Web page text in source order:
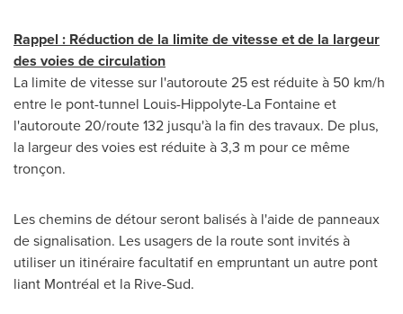
Rappel : Réduction de la limite de vitesse et de la largeur
des voies de circulation
La limite de vitesse sur l'autoroute 25 est réduite à 50 km/h
entre le pont-tunnel Louis-Hippolyte-La Fontaineet
l'autoroute 20/route 132 jusqu'à la fin des travaux. De plus,
la largeur des voies est réduite à 3,3 m pour ce même
tronçon.
Les chemins de détour seront balisés à l'aide de panneaux
de signalisation. Les usagers de la route sont invités à
utiliser un itinéraire facultatif en empruntant un autre pont
liant Montréal et la Rive-Sud.